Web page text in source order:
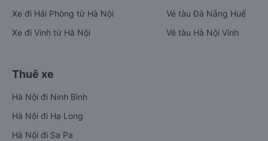
Xe đi Hải Phòng từ Hà Nội
Xe đi Vinh từ Hà Nội
Vé tàu Đà Nẵng Huế
Vé tàu Hà Nội Vinh
Thuê xe
Hà Nội đi Ninh Bình
Hà Nội đi Hạ Long
Hà Nội đi Sa Pa